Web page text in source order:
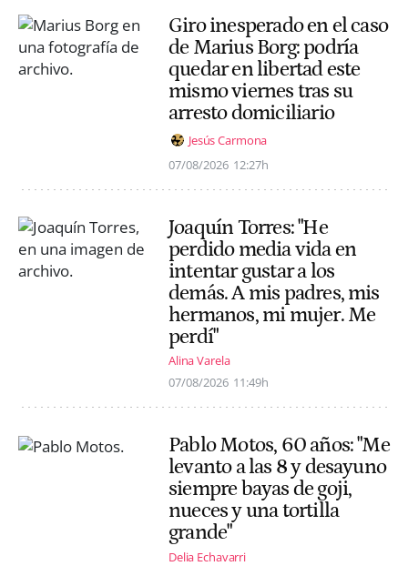
Giro inesperado en el caso
de Marius Borg: podría
quedar en libertad este
mismo viernes tras su
arresto domiciliario
Jesús Carmona
07/08/2026 12:27h
Joaquín Torres: "He
perdido media vida en
intentar gustar a los
demás. A mis padres, mis
hermanos, mi mujer. Me
perdí"
Alina Varela
07/08/2026 11:49h
Pablo Motos, 60 años: "Me
levanto a las 8 y desayuno
siempre bayas de goji,
nueces y una tortilla
grande"
Delia Echavarri